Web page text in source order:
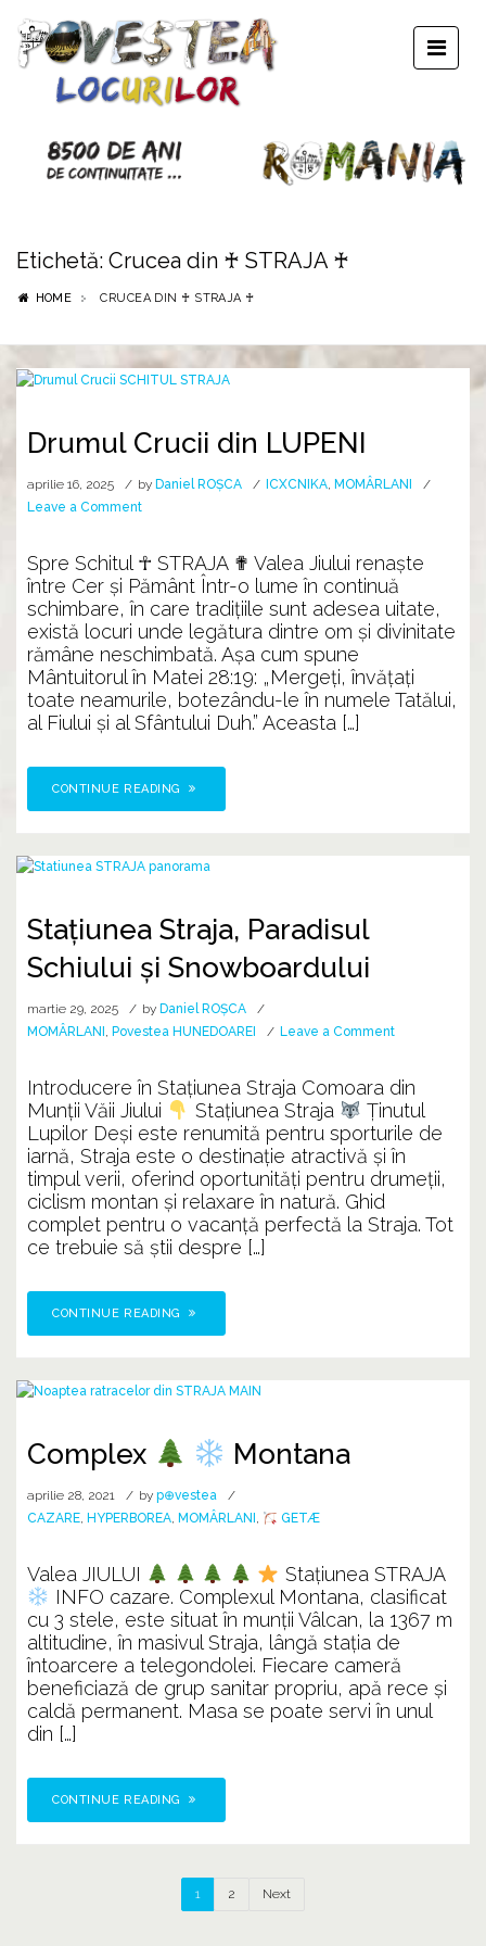
Etichetă: Crucea din ♰ STRAJA ♰
HOME CRUCEA DIN ♰ STRAJA ♰
Drumul Crucii din LUPENI
aprilie 16, 2025 by Daniel ROȘCA ICXCNIKA MOMÂRLANI
Leave a Commenton
din
LUPENI
Spre Schitul ☥ STRAJA ✟ Valea Jiului renaște
între Cer și Pământ Într-o lume în continuă
schimbare, în care tradițiile sunt adesea uitate,
există locuri unde legătura dintre om și divinitate
rămâne neschimbată. Așa cum spune
Mântuitorul în Matei 28:19: „Mergeți, învățați
toate neamurile, botezându-le în numele Tatălui,
al Fiului și al Sfântului Duh.” Aceasta […]
CONTINUE READING
Stațiunea Straja, Paradisul
Schiului și Snowboardului
martie 29, 2025 by Daniel ROȘCA
MOMÂRLANI , Povestea HUNEDOAREI Leave a Commenton
Straja,
Paradisul
Schiului
și
Snowboardului
Introducere în Stațiunea Straja Comoara din
Munții Văii Jiului
Stațiunea Straja
Ținutul
Lupilor Deși este renumită pentru sporturile de
iarnă, Straja este o destinație atractivă și în
timpul verii, oferind oportunități pentru drumeții,
ciclism montan și relaxare în natură. Ghid
complet pentru o vacanță perfectă la Straja. Tot
ce trebuie să știi despre […]
CONTINUE READING
Complex Montana
aprilie 28, 2021 by p⊕vestea
CAZARE, HYPERBOREA, MOMÂRLANI , GETÆ
Valea JIULUI
Stațiunea STRAJA
INFO cazare. Complexul Montana, clasificat
cu 3 stele, este situat în munţii Vâlcan, la 1367 m
altitudine, în masivul Straja, lângă staţia de
întoarcere a telegondolei. Fiecare cameră
beneficiază de grup sanitar propriu, apă rece şi
caldă permanent. Masa se poate servi în unul
din […]
CONTINUE READING
1 2 Next